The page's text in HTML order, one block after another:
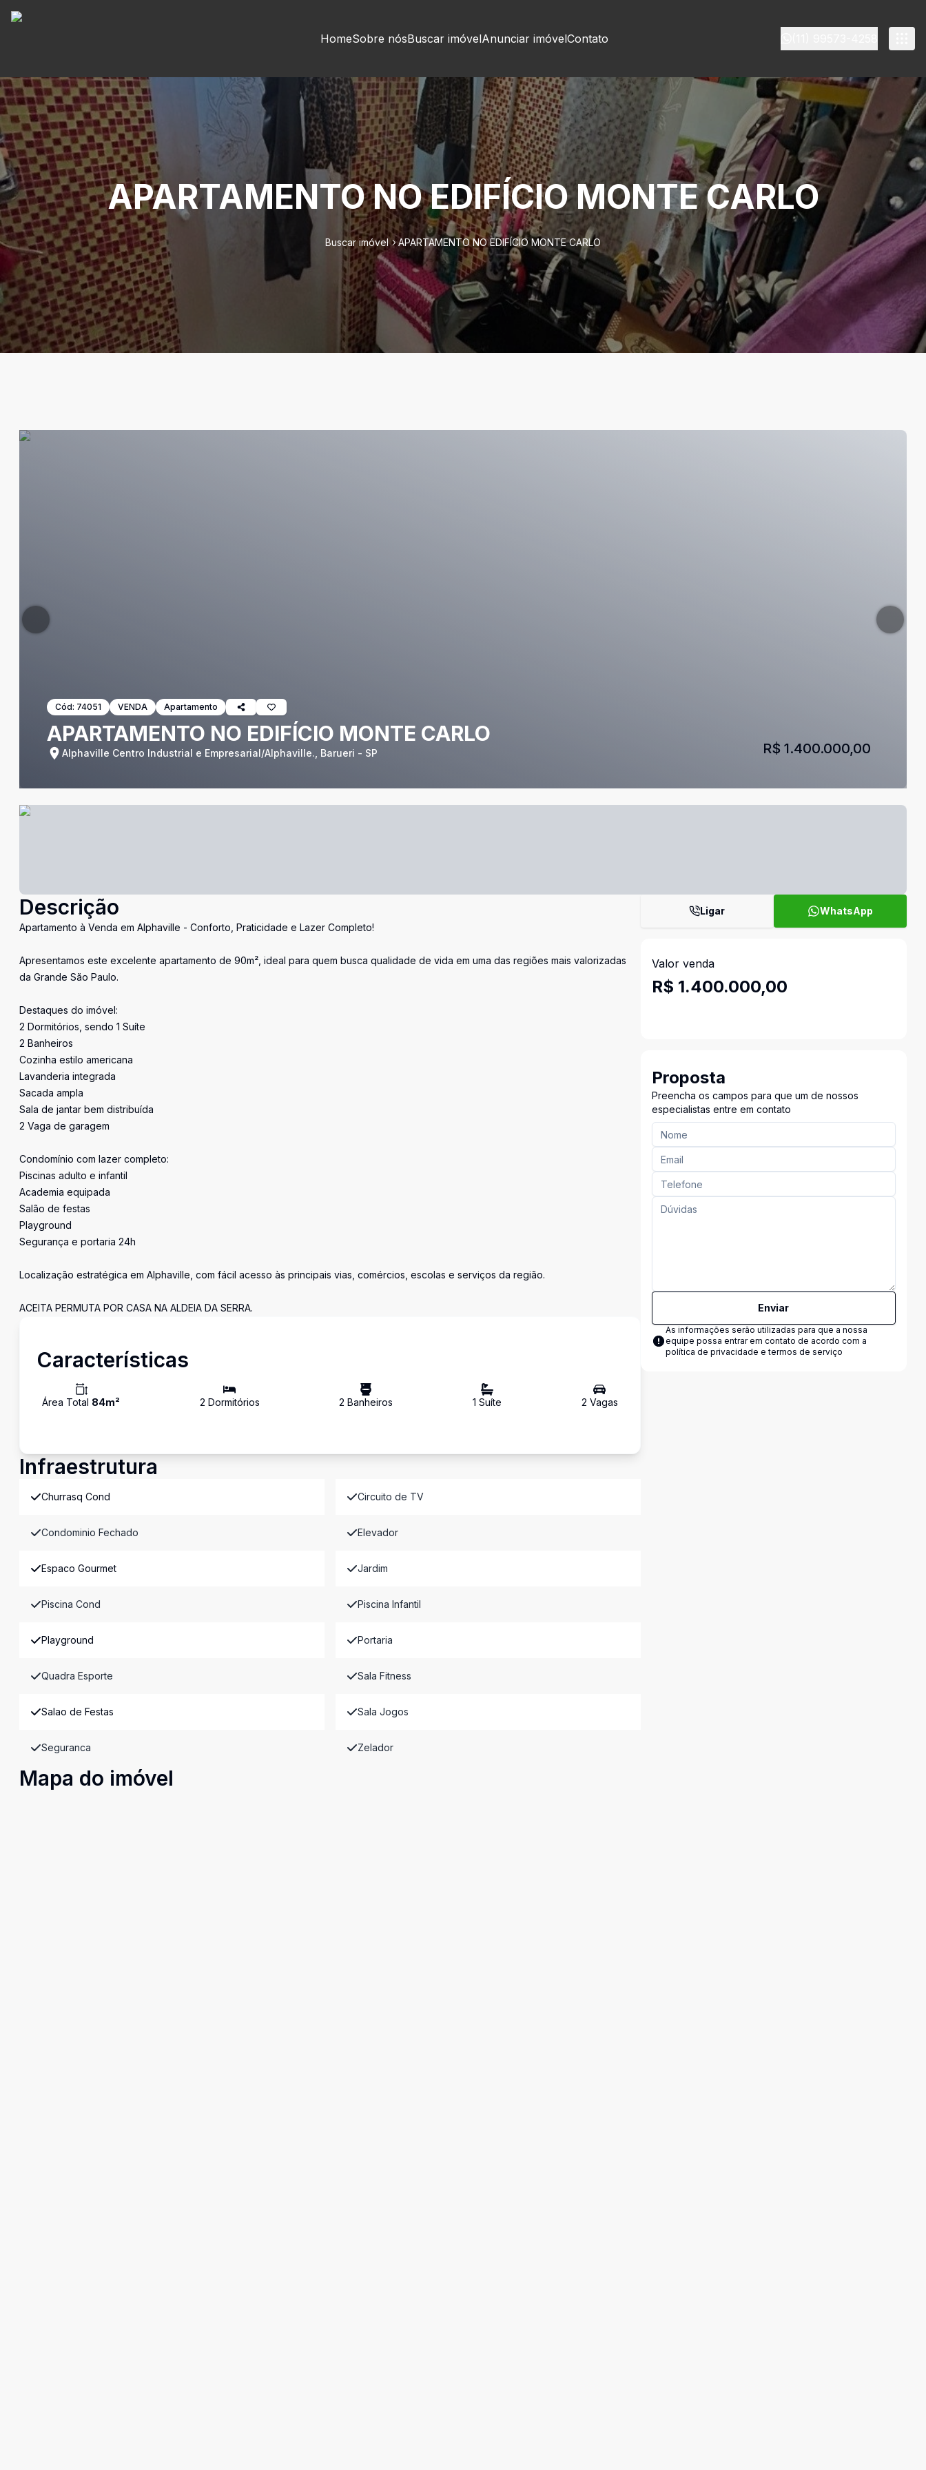
HomeSobre nósBuscar imóvelAnunciar imóvelContato
APARTAMENTO NO EDIFÍCIO MONTE CARLO
Buscar imóvel APARTAMENTO NO EDIFÍCIO MONTE CARLO
Cód: 74051 VENDA Apartamento
APARTAMENTO NO EDIFÍCIO MONTE CARLO
Alphaville Centro Industrial e Empresarial/Alphaville., Barueri - SP R$ 1.400.000,00
Descrição
Apartamento à Venda em Alphaville - Conforto, Praticidade e Lazer Completo!
Apresentamos este excelente apartamento de 90m², ideal para quem busca qualidade de vida em uma das regiões mais valorizadas
da Grande São Paulo.
Destaques do imóvel:
2 Dormitórios, sendo 1 Suíte
2 Banheiros
Cozinha estilo americana
Lavanderia integrada
Sacada ampla
Sala de jantar bem distribuída
2 Vaga de garagem
Condomínio com lazer completo:
Piscinas adulto e infantil
Academia equipada
Salão de festas
Playground
Segurança e portaria 24h
Localização estratégica em Alphaville, com fácil acesso às principais vias, comércios, escolas e serviços da região.
ACEITA PERMUTA POR CASA NA ALDEIA DA SERRA.
Características
Área Total 84m² 2 Dormitórios 2 Banheiros 1 Suíte 2 Vagas
Infraestrutura
Churrasq Cond Circuito de TV
Condominio Fechado Elevador
Espaco Gourmet Jardim
Piscina Cond Piscina Infantil
Playground Portaria
Quadra Esporte Sala Fitness
Salao de Festas Sala Jogos
Seguranca Zelador
Mapa do imóvel
Ligar WhatsApp
Valor venda
R$ 1.400.000,00
Proposta
Preencha os campos para que um de nossos
especialistas entre em contato
Enviar
As informações serão utilizadas para que a nossa
equipe possa entrar em contato de acordo com a
política de privacidade e termos de serviço